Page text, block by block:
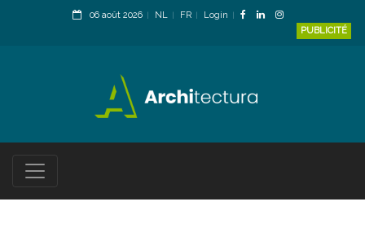
06 août 2026 NL FR
Login
PUBLICITÉ